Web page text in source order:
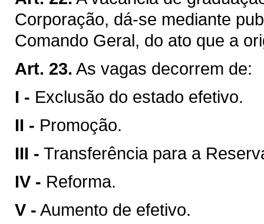
Corporação, dá-se mediante
Comando Geral, do ato que a
Art. 23. As vagas decorrem de:
I - Exclusão do estado efetivo.
II - Promoção.
III - Transferência para a
IV - Reforma.
V - Aumento de efetivo.